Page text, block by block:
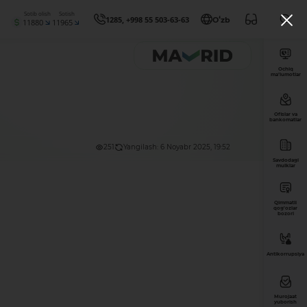
Sotib olish
11880
Sotish
11965 1285, +998 55 503-63-63 Oʻzb
251 Yangilash: 6 Noyabr 2025, 19:52
Ochiq
ma’lumotlar
Ofislar va
bankomatlar
Savdodagi
mulklar
Qimmatli
qog'ozlar
bozori
Antikorrupsiya
Murojaat
yuborish